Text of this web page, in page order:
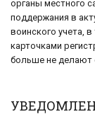
органы местного
поддержания в
воинского учета,
карточками
больше не делают